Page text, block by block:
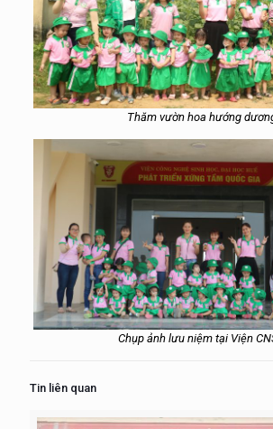
Thăm vườn hoa hướng
Chụp ảnh lưu niệm tại Viện
Tin liên quan